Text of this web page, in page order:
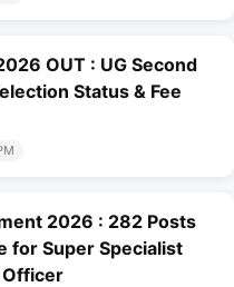
OUT : UG Second
Status & Fee
2026 : 282 Posts
for Super Specialist
Officer